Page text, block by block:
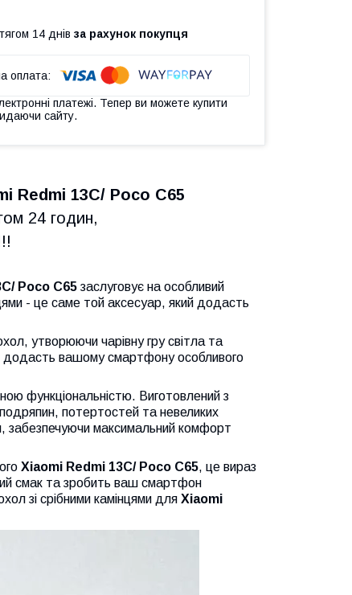
14 днів за рахунок покупця
платежі. Тепер ви можете купити
сайту.
Redmi 13C/ Poco C65
24 годин,
Poco C65 заслуговує на особливий
- це саме той аксесуар, який додасть
утворюючи чарівну гру світла та
додасть вашому смартфону особливого
функціональністю. Виготовлений з
подряпин, потертостей та невеликих
забезпечуючи максимальний комфорт
Xiaomi Redmi 13C/ Poco C65, це вираз
смак та зробить ваш смартфон
зі срібними камінцями для Xiaomi